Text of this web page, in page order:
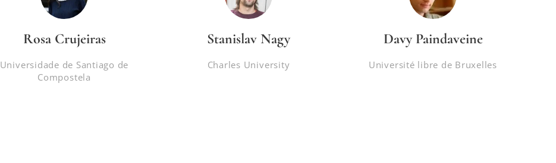
Rosa Crujeiras
Universidade de Santiago de
Compostela
Stanislav Nagy
Charles University
Davy Paindaveine
Université libre de Bruxelles